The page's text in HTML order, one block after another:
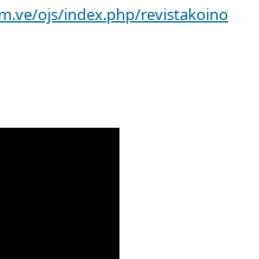
ojs/index.php/revistakoino